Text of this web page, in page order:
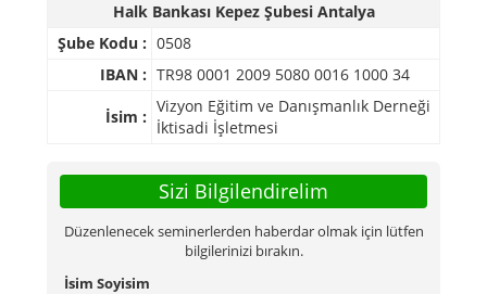
Halk Bankası Kepez Şubesi Antalya
Şube Kodu : 0508
IBAN : TR98 0001 2009 5080 0016 1000 34
İsim :
Vizyon Eğitim ve Danışmanlık Derneği
İktisadi İşletmesi
Sizi Bilgilendirelim
Düzenlenecek seminerlerden haberdar olmak için lütfen
bilgilerinizi bırakın.
İsim Soyisim